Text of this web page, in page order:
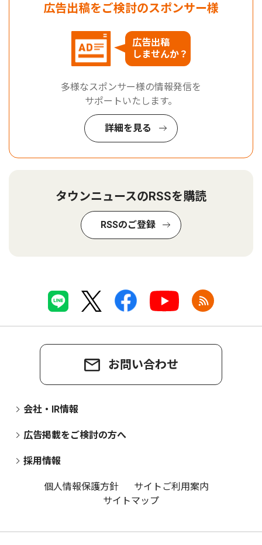
広告出稿をご検討のスポンサー様
広告出稿
しませんか？
多様なスポンサー様の情報発信を
サポートいたします。
詳細を見る
タウンニュースのRSSを購読
RSSのご登録
お問い合わせ
会社・IR情報
広告掲載をご検討の方へ
採用情報
個人情報保護方針
サイトご利用案内
サイトマップ